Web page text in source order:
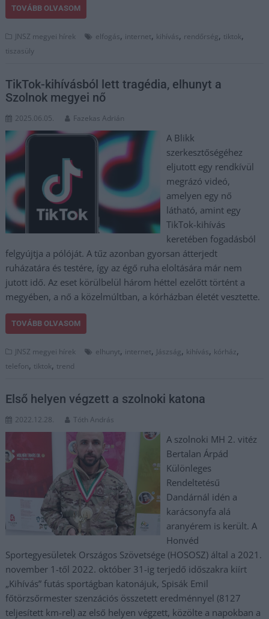
TOVÁBB OLVASOM
JNSZ megyei hírek elfogás, internet, kihívás, rendőrség, tiktok,
tiszasüly
TikTok-kihívásból lett tragédia, elhunyt a
Szolnok megyei nő
2025.06.05. Fazekas Adrián
A Blikk
szerkesztőségéhez
eljutott egy rendkívül
megrázó videó,
amelyen egy nő
látható, amint egy
TikTok-kihívás
keretében fogadásból
felgyújtja a pólóját. A tűz azonban gyorsan átterjedt
ruházatára és testére, így az égő ruha eloltására már nem
jutott idő. Az eset körülbelül három héttel ezelőtt történt a
megyében, a nő a közelmúltban, a kórházban életét vesztette.
TOVÁBB OLVASOM
JNSZ megyei hírek elhunyt, internet, Jászság, kihívás, kórház,
telefon, tiktok, trend
Első helyen végzett a szolnoki katona
2022.12.28. Tóth András
A szolnoki MH 2. vitéz
Bertalan Árpád
Különleges
Rendeltetésű
Dandárnál idén a
karácsonyfa alá
aranyérem is került. A
Honvéd
Sportegyesületek Országos Szövetsége (HOSOSZ) által a 2021.
november 1-től 2022. október 31-ig terjedő időszakra kiírt
„Kihívás” futás sportágban katonájuk, Spisák Emil
főtörzsőrmester szenzációs összetett eredménnyel (8127
teljesített km-rel) az első helyen végzett, közölte a napokban a